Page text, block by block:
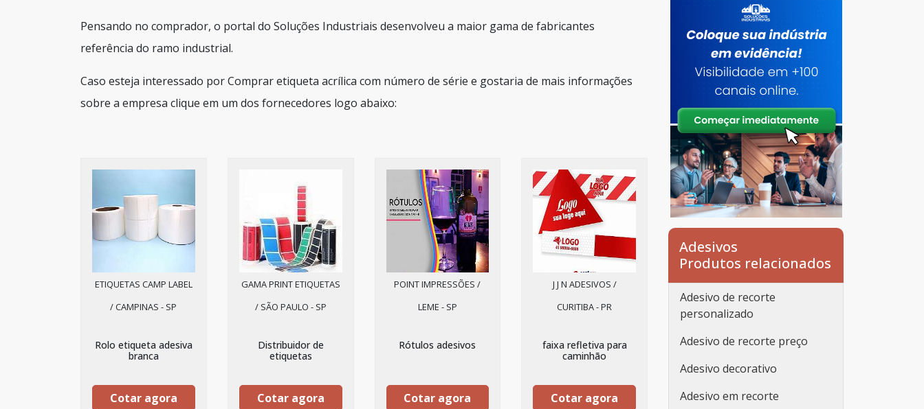
Pensando no comprador, o portal do Soluções Industriais desenvolveu a maior gama de fabricantes
referência do ramo industrial.
Caso esteja interessado por Comprar etiqueta acrílica com número de série e gostaria de mais informações
sobre a empresa clique em um dos fornecedores logo abaixo:
ETIQUETAS CAMP LABEL
/ CAMPINAS - SP
Rolo etiqueta adesiva
branca
Cotar agora
GAMA PRINT ETIQUETAS
/ SÃO PAULO - SP
Distribuidor de
etiquetas
Cotar agora
POINT IMPRESSÕES /
LEME - SP
Rótulos adesivos
Cotar agora
J J N ADESIVOS /
CURITIBA - PR
faixa refletiva para
caminhão
Cotar agora
Adesivos
Produtos relacionados
Adesivo de recorte
personalizado
Adesivo de recorte preço
Adesivo decorativo
Adesivo em recorte